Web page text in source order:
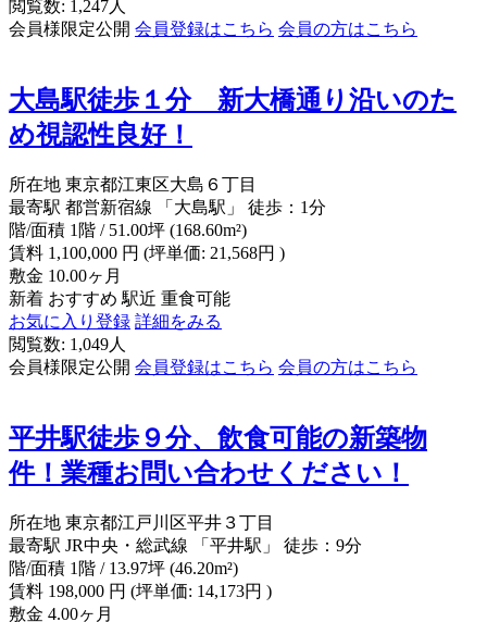
閲覧数: 1,247人
会員様限定公開 会員登録はこちら 会員の方はこちら
大島駅徒歩１分 新大橋通り沿いのた
め視認性良好！
所在地 東京都江東区大島６丁目
最寄駅 都営新宿線 「大島駅」 徒歩：1分
階/面積 1階 / 51.00坪 (168.60m²)
賃料 1,100,000 円 (坪単価: 21,568円 )
敷金 10.00ヶ月
新着 おすすめ 駅近 重食可能
お気に入り登録 詳細をみる
閲覧数: 1,049人
会員様限定公開 会員登録はこちら 会員の方はこちら
平井駅徒歩９分、飲食可能の新築物
件！業種お問い合わせください！
所在地 東京都江戸川区平井３丁目
最寄駅 JR中央・総武線 「平井駅」 徒歩：9分
階/面積 1階 / 13.97坪 (46.20m²)
賃料 198,000 円 (坪単価: 14,173円 )
敷金 4.00ヶ月